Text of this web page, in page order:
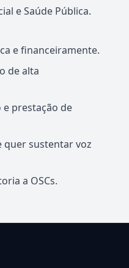
e Saúde Pública.
e financeiramente.
de alta
prestação de
quer sustentar voz
a OSCs.